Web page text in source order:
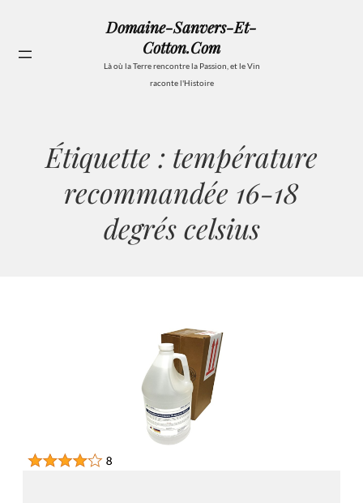
contenu
Domaine-Sanvers-Et-
Cotton.com
Là où la Terre rencontre la Passion, et le Vin
raconte l'Histoire
Étiquette : température
recommandée 16-18
degrés celsius